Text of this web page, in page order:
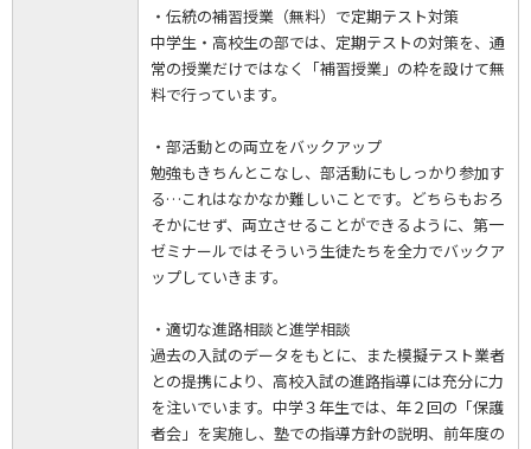
・伝統の補習授業（無料）で定期テスト対策
中学生・高校生の部では、定期テストの対策を、通
常の授業だけではなく「補習授業」の枠を設けて無
料で行っています。
・部活動との両立をバックアップ
勉強もきちんとこなし、部活動にもしっかり参加す
る…これはなかなか難しいことです。どちらもおろ
そかにせず、両立させることができるように、第一
ゼミナールではそういう生徒たちを全力でバックア
ップしていきます。
・適切な進路相談と進学相談
過去の入試のデータをもとに、また模擬テスト業者
との提携により、高校入試の進路指導には充分に力
を注いでいます。中学３年生では、年２回の「保護
者会」を実施し、塾での指導方針の説明、前年度の